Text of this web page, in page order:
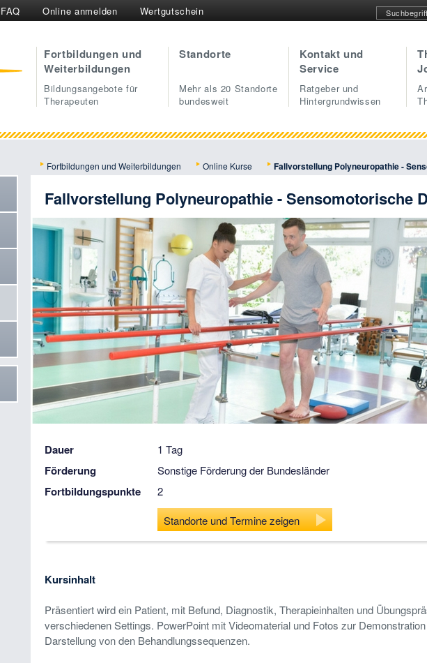
FAQ Online anmelden Wertgutschein
Fortbildungen und
Weiterbildungen
Bildungsangebote für
Therapeuten
Standorte
Mehr als 20 Standorte
bundesweit
Kontakt und
Service
Ratgeber und
Hintergrundwissen
Fortbildungen und Weiterbildungen Online Kurse Fallvorstellung Polyneuropathie -
Fallvorstellung Polyneuropathie - Sensomotorische
Dauer 1 Tag
Förderung Sonstige Förderung der Bundesländer
Fortbildungspunkte
2
Standorte und Termine zeigen
Kursinhalt
Präsentiert wird ein Patient, mit Befund, Diagnostik, Therapieinhalten und
verschiedenen Settings. PowerPoint mit Videomaterial und Fotos zur
Darstellung von den Behandlungssequenzen.